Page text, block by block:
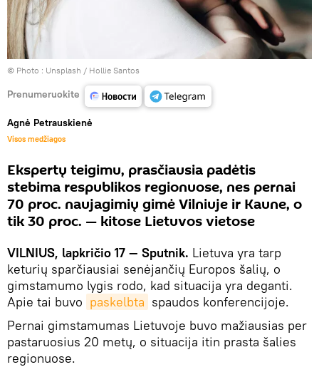
© Photo : Unsplash / Hollie Santos
Prenumeruokite
Agnė Petrauskienė
Visos medžiagos
Ekspertų teigimu, prasčiausia padėtis
stebima respublikos regionuose, nes pernai
70 proc. naujagimių gimė Vilniuje ir Kaune, o
tik 30 proc. — kitose Lietuvos vietose
VILNIUS, lapkričio 17 — Sputnik. Lietuva yra tarp
keturių sparčiausiai senėjančių Europos šalių, o
gimstamumo lygis rodo, kad situacija yra deganti.
Apie tai buvo paskelbta spaudos konferencijoje.
Pernai gimstamumas Lietuvoje buvo mažiausias per
pastaruosius 20 metų, o situacija itin prasta šalies
regionuose.